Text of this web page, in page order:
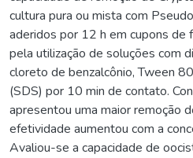
cultura pura ou mista com
aderidos por 12 h em cupons de
pela utilização de soluções com
cloreto de benzalcônio, Tween
(SDS) por 10 min de contato.
apresentou uma maior remoção
efetividade aumentou com a
Avaliou-se a capacidade de